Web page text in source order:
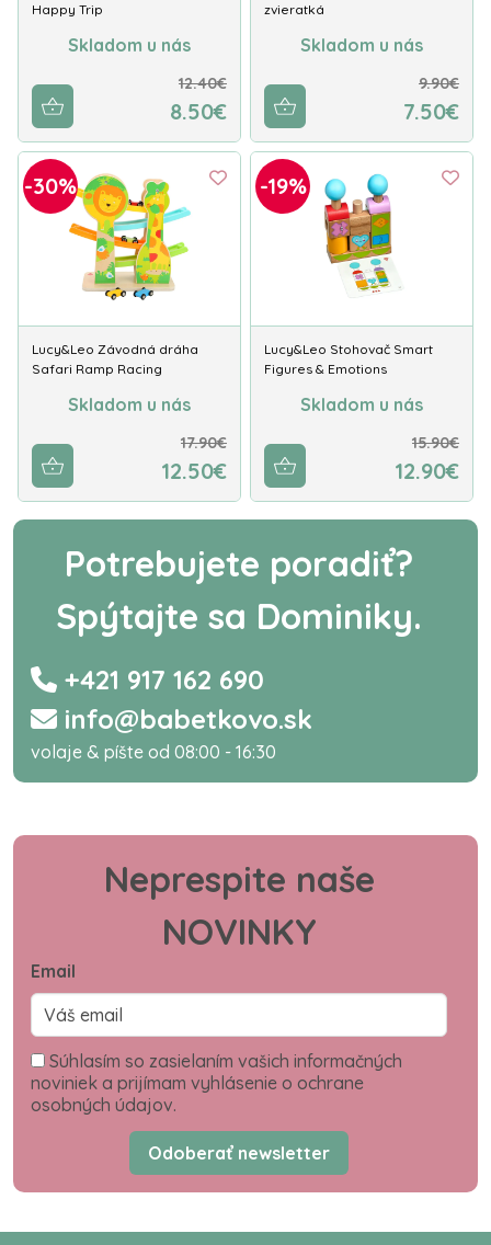
Happy Trip
Skladom u nás
12.40€
8.50€
zvieratká
Skladom u nás
9.90€
7.50€
-30%
Lucy&Leo Závodná dráha
Safari Ramp Racing
Skladom u nás
17.90€
12.50€
-19%
Lucy&Leo Stohovač Smart
Figures & Emotions
Skladom u nás
15.90€
12.90€
Potrebujete poradiť?
Spýtajte sa Dominiky.
+421 917 162 690
info@babetkovo.sk
volaje & píšte od 08:00 - 16:30
Neprespite naše
NOVINKY
Email
Súhlasím so zasielaním vašich informačných
noviniek a prijímam vyhlásenie o ochrane
osobných údajov.
Odoberať newsletter